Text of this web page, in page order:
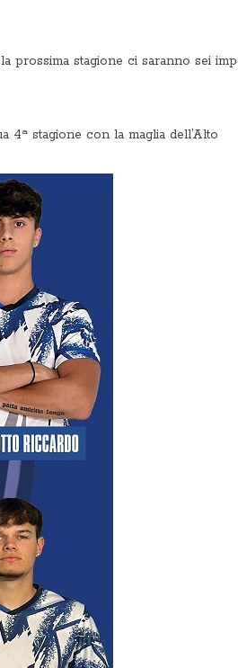
prossima stagione ci saranno sei
4ª stagione con la maglia dell’Alto